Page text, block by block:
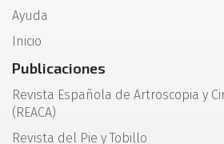
Ayuda
Inicio
Publicaciones
Revista Española de Artroscopia y
(REACA)
Revista del Pie y Tobillo